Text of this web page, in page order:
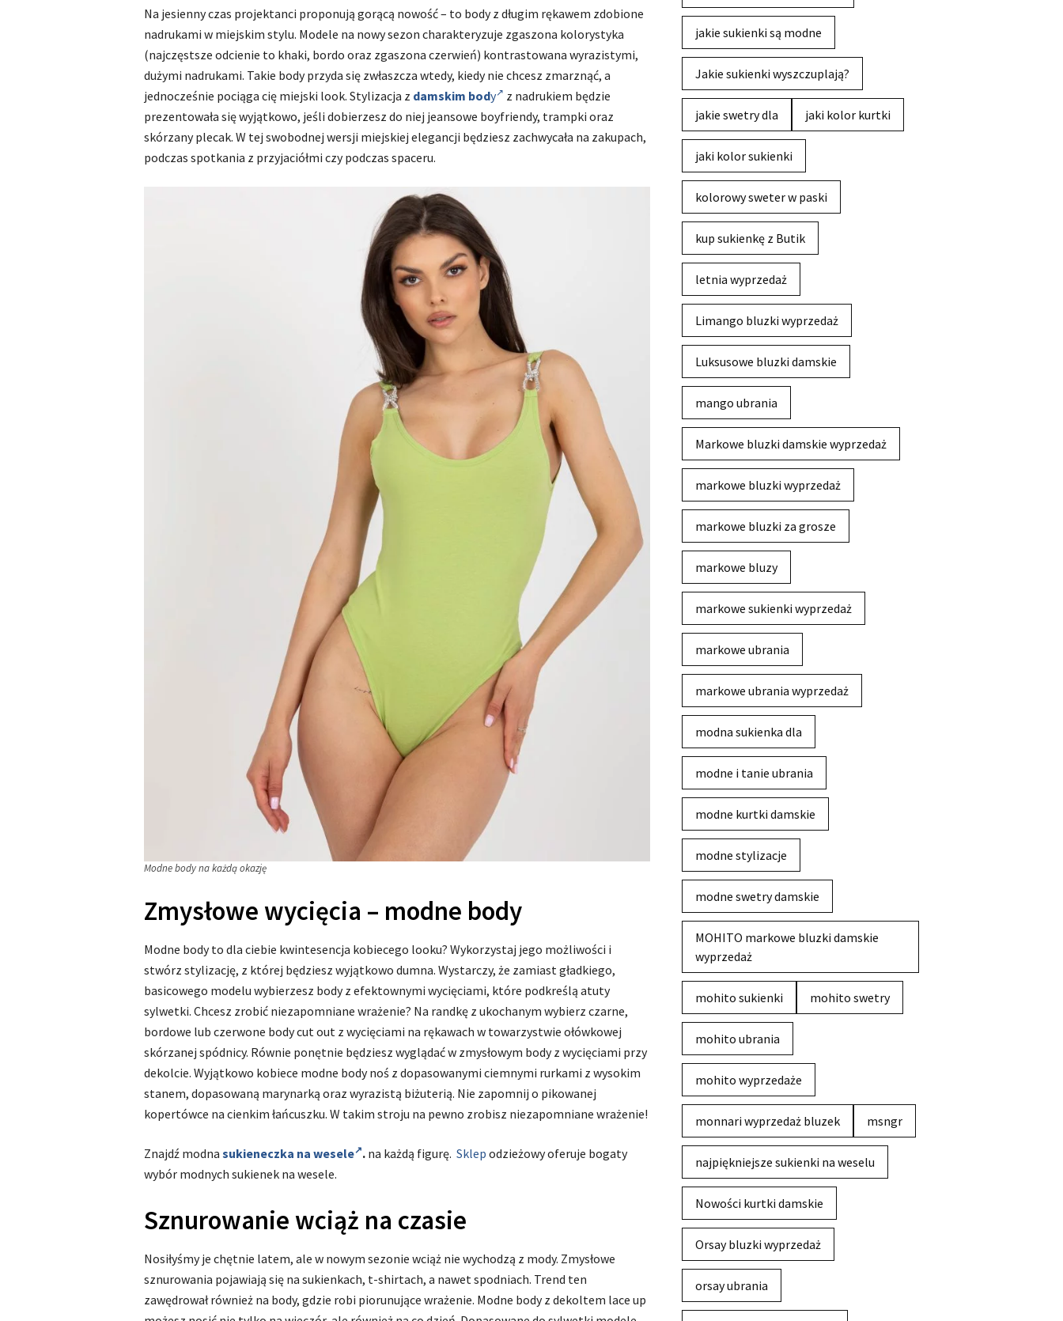
Na jesienny czas projektanci proponują gorącą nowość – to body z długim rękawem zdobione
nadrukami w miejskim stylu. Modele na nowy sezon charakteryzuje zgaszona kolorystyka
(najczęstsze odcienie to khaki, bordo oraz zgaszona czerwień) kontrastowana wyrazistymi,
dużymi nadrukami. Takie body przyda się zwłaszcza wtedy, kiedy nie chcesz zmarznąć, a
jednocześnie pociąga cię miejski look. Stylizacja z damskim body
z nadrukiem będzie
prezentowała się wyjątkowo, jeśli dobierzesz do niej jeansowe boyfriendy, trampki oraz
skórzany plecak. W tej swobodnej wersji miejskiej elegancji będziesz zachwycała na zakupach,
podczas spotkania z przyjaciółmi czy podczas spaceru.
Modne body na każdą okazję
Zmysłowe wycięcia – modne body
Modne body to dla ciebie kwintesencja kobiecego looku? Wykorzystaj jego możliwości i
stwórz stylizację, z której będziesz wyjątkowo dumna. Wystarczy, że zamiast gładkiego,
basicowego modelu wybierzesz body z efektownymi wycięciami, które podkreślą atuty
sylwetki. Chcesz zrobić niezapomniane wrażenie? Na randkę z ukochanym wybierz czarne,
bordowe lub czerwone body cut out z wycięciami na rękawach w towarzystwie ołówkowej
skórzanej spódnicy. Równie ponętnie będziesz wyglądać w zmysłowym body z wycięciami przy
dekolcie. Wyjątkowo kobiece modne body noś z dopasowanymi ciemnymi rurkami z wysokim
stanem, dopasowaną marynarką oraz wyrazistą biżuterią. Nie zapomnij o pikowanej
kopertówce na cienkim łańcuszku. W takim stroju na pewno zrobisz niezapomniane wrażenie!
Znajdź modna sukieneczka na wesele . na każdą figurę. Sklep odzieżowy oferuje bogaty
wybór modnych sukienek na wesele.
Sznurowanie wciąż na czasie
Nosiłyśmy je chętnie latem, ale w nowym sezonie wciąż nie wychodzą z mody. Zmysłowe
sznurowania pojawiają się na sukienkach, t-shirtach, a nawet spodniach. Trend ten
zawędrował również na body, gdzie robi piorunujące wrażenie. Modne body z dekoltem lace up
jakie sukienki są modne
Jakie sukienki wyszczuplają?
jakie swetry dla jaki kolor kurtki
jaki kolor sukienki
kolorowy sweter w paski
kup sukienkę z Butik
letnia wyprzedaż
Limango bluzki wyprzedaż
Luksusowe bluzki damskie
mango ubrania
Markowe bluzki damskie wyprzedaż
markowe bluzki wyprzedaż
markowe bluzki za grosze
markowe bluzy
markowe sukienki wyprzedaż
markowe ubrania
markowe ubrania wyprzedaż
modna sukienka dla
modne i tanie ubrania
modne kurtki damskie
modne stylizacje
modne swetry damskie
MOHITO markowe bluzki damskie
wyprzedaż
mohito sukienki mohito swetry
mohito ubrania
mohito wyprzedaże
monnari wyprzedaż bluzek msngr
najpiękniejsze sukienki na weselu
Nowości kurtki damskie
Orsay bluzki wyprzedaż
orsay ubrania